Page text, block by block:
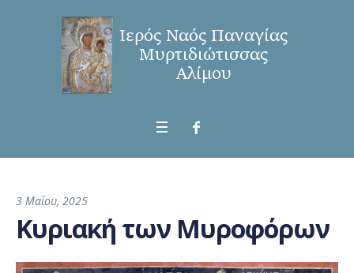
3 Μαΐου, 2025
Κυριακή των Μυροφόρων